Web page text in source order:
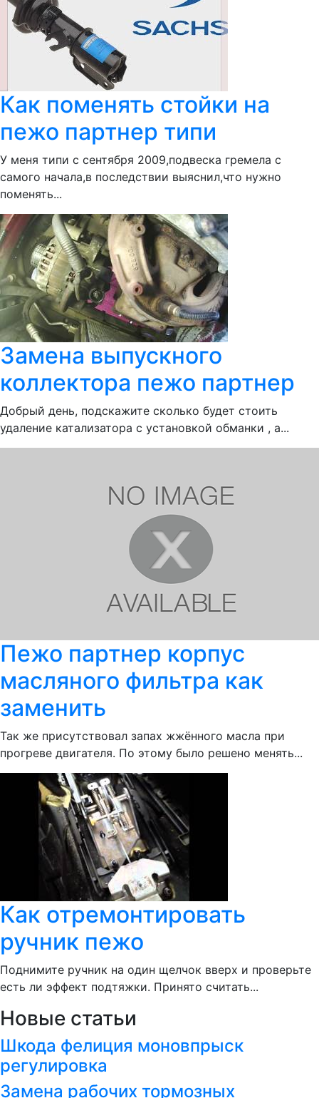
Как поменять стойки на
пежо партнер типи
У меня типи с сентября 2009,подвеска гремела с
самого начала,в последствии выяснил,что нужно
поменять...
Замена выпускного
коллектора пежо партнер
Добрый день, подскажите сколько будет стоить
удаление катализатора с установкой обманки , а...
Пежо партнер корпус
масляного фильтра как
заменить
Так же присутствовал запах жжённого масла при
прогреве двигателя. По этому было решено менять...
Как отремонтировать
ручник пежо
Поднимите ручник на один щелчок вверх и проверьте
есть ли эффект подтяжки. Принято считать...
Новые статьи
Шкода фелиция моновпрыск
регулировка
Замена рабочих тормозных